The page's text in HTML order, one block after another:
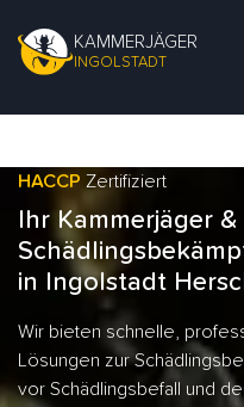
KAMMERJÄGER
INGOLSTADT
HACCP Zertifiziert
Ihr Kammerjäger &
in Ingolstadt
Wir bieten schnelle,
Lösungen zur
vor Schädlingsbefall und